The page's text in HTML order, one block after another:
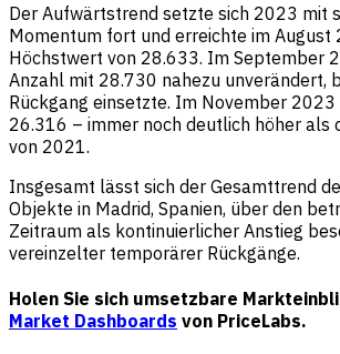
Der Aufwärtstrend setzte sich 2023 mit
Momentum fort und erreichte im August
Höchstwert von 28.633. Im September
Anzahl mit 28.730 nahezu unverändert,
Rückgang einsetzte. Im November 2023
26.316 – immer noch deutlich höher als
von 2021.
Insgesamt lässt sich der Gesamttrend
Objekte in Madrid, Spanien, über den
Zeitraum als kontinuierlicher Anstieg
vereinzelter temporärer Rückgänge.
Holen Sie sich umsetzbare
Market Dashboards von PriceLabs.